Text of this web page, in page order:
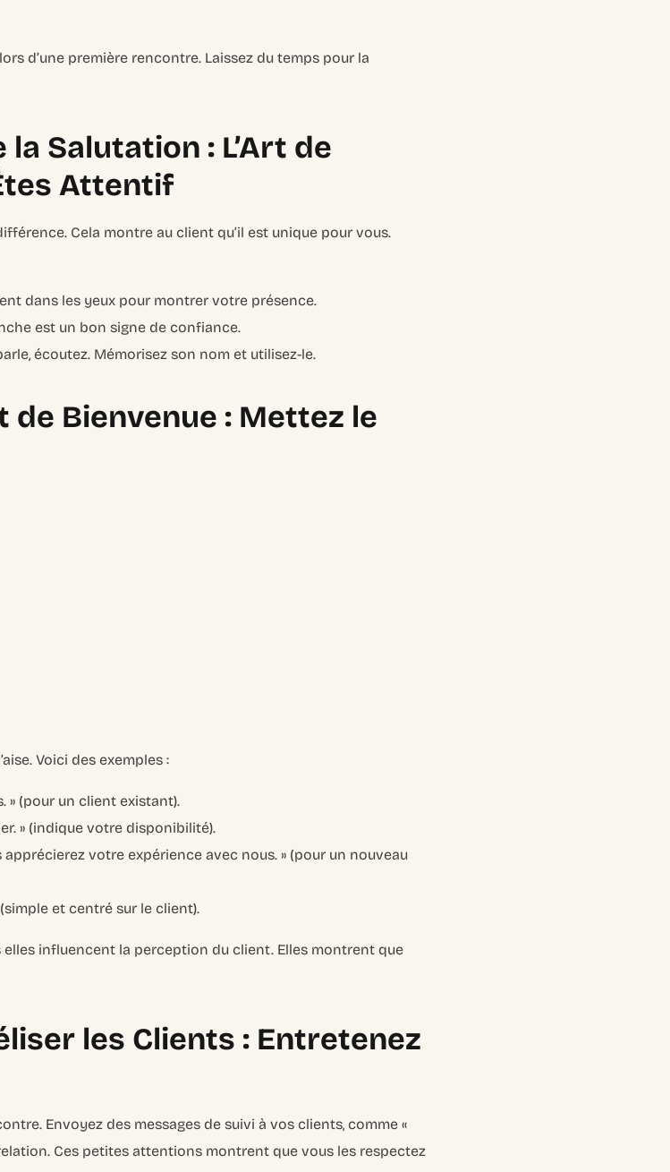
d’une première rencontre. Laissez du temps pour la
Salutation : L’Art de
Attentif
Cela montre au client qu’il est unique pour vous.
dans les yeux pour montrer votre présence.
est un bon signe de confiance.
écoutez. Mémorisez son nom et utilisez-le.
de Bienvenue : Mettez le
Voici des exemples :
» (pour un client existant).
» (indique votre disponibilité).
votre expérience avec nous. » (pour un nouveau
et centré sur le client).
elles influencent la perception du client. Elles montrent que
les Clients : Entretenez
Envoyez des messages de suivi à vos clients, comme «
Ces petites attentions montrent que vous les respectez